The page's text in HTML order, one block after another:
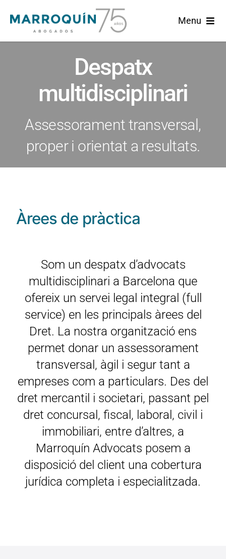
content
Menu
Marroquin
Àrees de Pràctica
Actualitat
Català
Despatx
multidisciplinari
Assessorament transversal,
proper i orientat a resultats.
Àrees de pràctica
Som un despatx d’advocats
multidisciplinari a Barcelona que
ofereix un servei legal integral (full
service) en les principals àrees del
Dret. La nostra organització ens
permet donar un assessorament
transversal, àgil i segur tant a
empreses com a particulars. Des del
dret mercantil i societari, passant pel
dret concursal, fiscal, laboral, civil i
immobiliari, entre d’altres, a
Marroquín Advocats posem a
disposició del client una cobertura
jurídica completa i especialitzada.